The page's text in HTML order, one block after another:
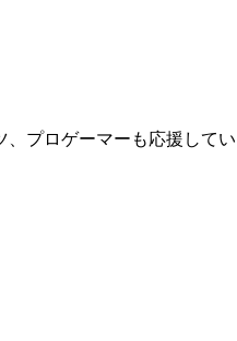
プロゲーマーも応援して